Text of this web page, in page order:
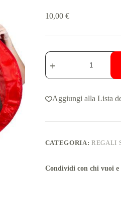
10,00 €
Aggiungi alla Lista
CATEGORIA: REGALI
Condividi con chi vuoi